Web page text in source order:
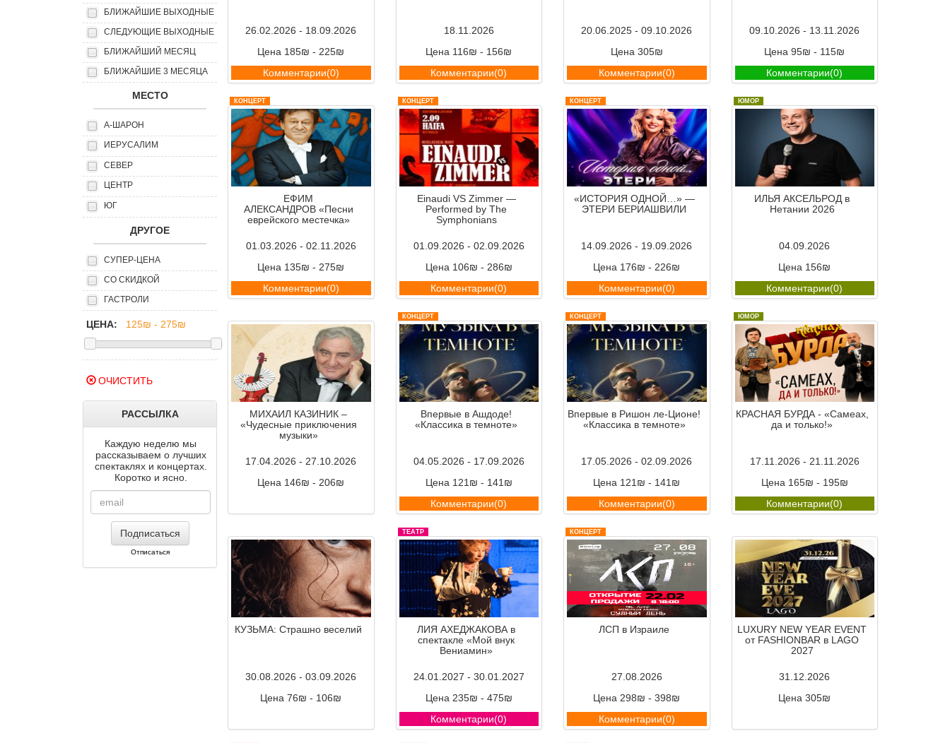
БЛИЖАЙШИЕ ВЫХОДНЫЕ
СЛЕДУЮЩИЕ ВЫХОДНЫЕ
БЛИЖАЙШИЙ МЕСЯЦ
БЛИЖАЙШИЕ 3 МЕСЯЦА
МЕСТО
А-ШАРОН
ИЕРУСАЛИМ
СЕВЕР
ЦЕНТР
ЮГ
ДРУГОЕ
СУПЕР-ЦЕНА
СО СКИДКОЙ
ГАСТРОЛИ
ЦЕНА:
ОЧИСТИТЬ
РАССЫЛКА
Каждую неделю мы
рассказываем о лучших
спектаклях и концертах.
Коротко и ясно.
Подписаться
Отписаться
26.02.2026 - 18.09.2026
Цена 185₪ - 225₪
Комментарии(0)
18.11.2026
Цена 116₪ - 156₪
Комментарии(0)
20.06.2025 - 09.10.2026
Цена 305₪
Комментарии(0)
09.10.2026 - 13.11.2026
Цена 95₪ - 115₪
Комментарии(0)
КОНЦЕРТ
ЕФИМ
АЛЕКСАНДРОВ «Песни
еврейского местечка»
01.03.2026 - 02.11.2026
Цена 135₪ - 275₪
Комментарии(0)
КОНЦЕРТ
Einaudi VS Zimmer —
Performed by The
Symphonians
01.09.2026 - 02.09.2026
Цена 106₪ - 286₪
Комментарии(0)
КОНЦЕРТ
«ИСТОРИЯ ОДНОЙ…» —
ЭТЕРИ БЕРИАШВИЛИ
14.09.2026 - 19.09.2026
Цена 176₪ - 226₪
Комментарии(0)
ЮМОР
ИЛЬЯ АКСЕЛЬРОД в
Нетании 2026
04.09.2026
Цена 156₪
Комментарии(0)
МИХАИЛ КАЗИНИК –
«Чудесные приключения
музыки»
17.04.2026 - 27.10.2026
Цена 146₪ - 206₪
КОНЦЕРТ
Впервые в Ашдоде!
«Классика в темноте»
04.05.2026 - 17.09.2026
Цена 121₪ - 141₪
Комментарии(0)
КОНЦЕРТ
Впервые в Ришон ле-Ционе!
«Классика в темноте»
17.05.2026 - 02.09.2026
Цена 121₪ - 141₪
Комментарии(0)
ЮМОР
КРАСНАЯ БУРДА - «Самеах,
да и только!»
17.11.2026 - 21.11.2026
Цена 165₪ - 195₪
Комментарии(0)
КУЗЬМА: Страшно веселий
30.08.2026 - 03.09.2026
Цена 76₪ - 106₪
ТЕАТР
ЛИЯ АХЕДЖАКОВА в
спектакле «Мой внук
Вениамин»
24.01.2027 - 30.01.2027
Цена 235₪ - 475₪
Комментарии(0)
КОНЦЕРТ
ЛСП в Израиле
27.08.2026
Цена 298₪ - 398₪
Комментарии(0)
LUXURY NEW YEAR EVENT
от FASHIONBAR в LAGO
2027
31.12.2026
Цена 305₪